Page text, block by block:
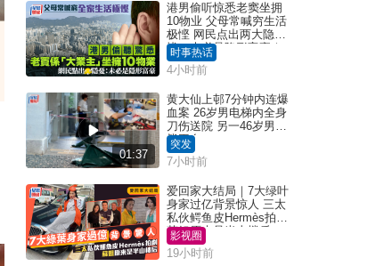
港男偷听惊悉老窦坐拥
10物业 父母常喊穷生活
极悭 网民点出两大隐
忧：未必是隐形富豪｜
Juicy叮
时事热话
4小时前
01:37
黄大仙上邨7分钟内连爆
血案 26岁男电梯内全身
刀伤送院 另一46岁男倒
毙平台
突发
7小时前
爱回家大结局｜7大绿叶
身家过亿背景惊人 三太
私伙鳄鱼皮Hermès拍剧
苏姐原来是半山楼后
影视圈
19小时前